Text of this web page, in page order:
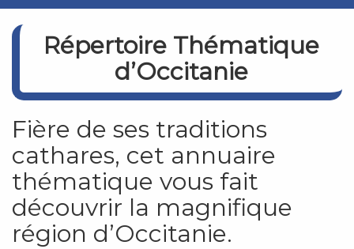
RépertoireThématique
d’Occitanie
Fière de ses traditions
cathares, cet annuaire
thématique vous fait
découvrir la magnifique
région d’Occitanie.